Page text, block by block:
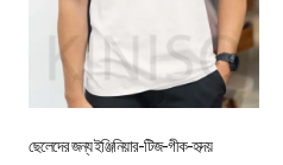
ছেলেদের জন্য ইঞ্জিনিয়ার-টিজ-গীক-হৃদয়